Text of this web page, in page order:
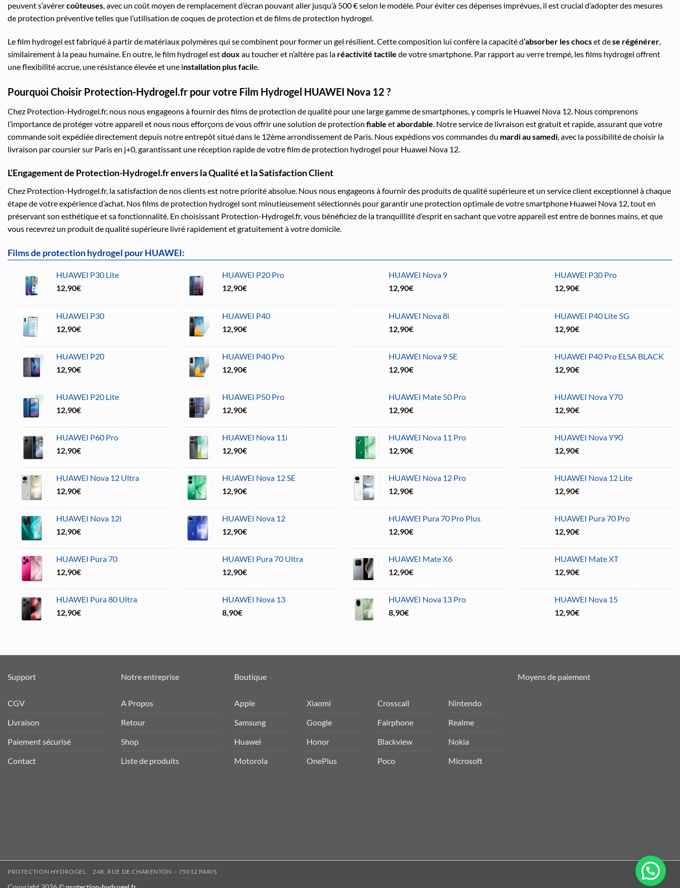
peuvent s’avérercoûteuses, avec un coût moyen de remplacement d’écran pouvant aller jusqu’à 500 € selon le modèle. Pour éviter ces dépenses imprévues, il est crucial d’adopter des mesures
de protection préventive telles que l’utilisation de coques de protection et de films de protection hydrogel.
Le film hydrogel est fabriqué à partir de matériaux polymères qui se combinent pour former un gel résilient. Cette composition lui confère la capacité d‘absorber les chocset dese régénérer,
similairement à la peau humaine. En outre, le film hydrogel estdouxau toucher et n’altère pas laréactivité tactilede votre smartphone. Par rapport au verre trempé, les films hydrogel offrent
une flexibilité accrue, une résistance élevée et une installation plus facile.
Pourquoi Choisir Protection-Hydrogel.fr pour votre Film Hydrogel HUAWEI Nova 12 ?
Chez Protection-Hydrogel.fr, nous nous engageons à fournir des films de protection de qualité pour une large gamme de smartphones, y compris le Huawei Nova 12. Nous comprenons
l’importance de protéger votre appareil et nous nous efforçons de vous offrir une solution de protectionfiableetabordable. Notre service de livraison est gratuit et rapide, assurant que votre
commande soit expédiée directement depuis notre entrepôt situé dans le 12ème arrondissement de Paris. Nous expédions vos commandes dumardi au samedi, avec la possibilité de choisir la
livraison par coursier sur Paris en j+0, garantissant une réception rapide de votre film de protection hydrogel pour Huawei Nova 12.
L’Engagement de Protection-Hydrogel.fr envers la Qualité et la Satisfaction Client
Chez Protection-Hydrogel.fr, la satisfaction de nos clients est notre priorité absolue. Nous nous engageons à fournir des produits de qualité supérieure et un service client exceptionnel à chaque
étape de votre expérience d’achat. Nos films de protection hydrogel sont minutieusement sélectionnés pour garantir une protection optimale de votre smartphone Huawei Nova 12, tout en
préservant son esthétique et sa fonctionnalité. En choisissant Protection-Hydrogel.fr, vous bénéficiez de la tranquillité d’esprit en sachant que votre appareil est entre de bonnes mains, et que
vous recevrez un produit de qualité supérieure livré rapidement et gratuitement à votre domicile.
Films de protection hydrogel pour HUAWEI:
HUAWEI P30 Lite
12,90€
HUAWEI P30
12,90€
HUAWEI P20
12,90€
HUAWEI P20 Lite
12,90€
HUAWEI P60 Pro
12,90€
HUAWEI Nova 12 Ultra
12,90€
HUAWEI Nova 12i
12,90€
HUAWEI Pura 70
12,90€
HUAWEI Pura 80 Ultra
12,90€
HUAWEI P20 Pro
12,90€
HUAWEI P40
12,90€
HUAWEI P40 Pro
12,90€
HUAWEI P50 Pro
12,90€
HUAWEI Nova 11i
12,90€
HUAWEI Nova 12 SE
12,90€
HUAWEI Nova 12
12,90€
HUAWEI Pura 70 Ultra
12,90€
HUAWEI Nova 13
8,90€
HUAWEI Nova 9
12,90€
HUAWEI Nova 8i
12,90€
HUAWEI Nova 9 SE
12,90€
HUAWEI Mate 50 Pro
12,90€
HUAWEI Nova 11 Pro
12,90€
HUAWEI Nova 12 Pro
12,90€
HUAWEI Pura 70 Pro Plus
12,90€
HUAWEI Mate X6
12,90€
HUAWEI Nova 13 Pro
8,90€
HUAWEI P30 Pro
12,90€
HUAWEI P40 Lite 5G
12,90€
HUAWEI P40 Pro ELSA BLACK
12,90€
HUAWEI Nova Y70
12,90€
HUAWEI Nova Y90
12,90€
HUAWEI Nova 12 Lite
12,90€
HUAWEI Pura 70 Pro
12,90€
HUAWEI Mate XT
12,90€
HUAWEI Nova 15
12,90€
Support
CGV
Livraison
Paiement sécurisé
Contact
Notre entreprise
A Propos
Retour
Shop
Liste de produits
Boutique
Apple
Samsung
Huawei
Motorola
Xiaomi
Google
Honor
OnePlus
Crosscall
Fairphone
Blackview
Poco
Nintendo
Realme
Nokia
Microsoft
Moyens de paiement
PROTECTION HYDROGEL 248, RUE DE CHARENTON – 75012 PARIS